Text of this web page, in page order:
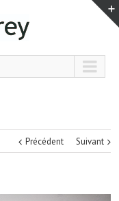
Précédent Suivant